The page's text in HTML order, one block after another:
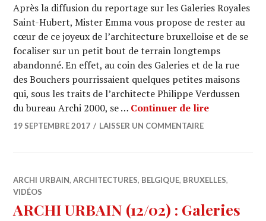
Après la diffusion du reportage sur les Galeries Royales
Saint-Hubert, Mister Emma vous propose de rester au
cœur de ce joyeux de l’architecture bruxelloise et de se
focaliser sur un petit bout de terrain longtemps
abandonné. En effet, au coin des Galeries et de la rue
des Bouchers pourrissaient quelques petites maisons
qui, sous les traits de l’architecte Philippe Verdussen
du bureau Archi 2000, se … Continuer de lireARCHI
19 SEPTEMBRE 2017 LAISSER UN COMMENTAIRE
ARCHI URBAIN,ARCHITECTURES, BELGIQUE, BRUXELLES,
VIDÉOS
ARCHI URBAIN (12/02) : Galeries